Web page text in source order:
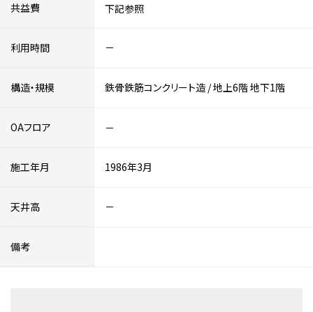
共益費 下記参照
利用時間 －
構造・規模 鉄骨鉄筋コンクリート造 /地上6階地下1階
OAフロア －
施工年月 1986年3月
天井高 －
備考